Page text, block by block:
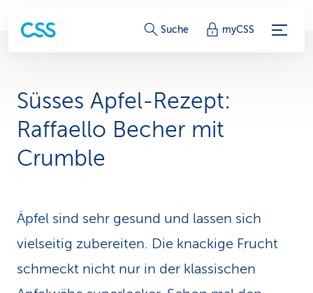
S
i
-
L
i
Suche myCSS
Süsses Apfel-Rezept:
Raffa­ello Becher mit
Crumble
Äpfel sind sehr gesund und lassen sich
vielseitig zubereiten. Die knackige Frucht
schmeckt nicht nur in der klassischen